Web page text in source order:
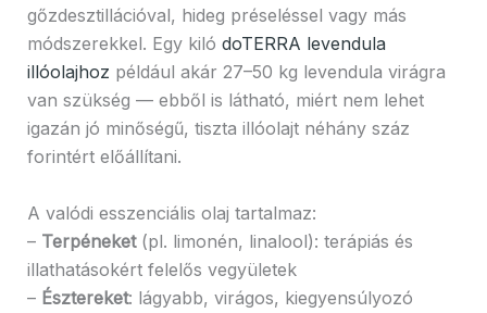
gőzdesztillációval, hideg préseléssel vagy más
módszerekkel. Egy kiló doTERRA levendula
illóolajhoz például akár 27–50 kg levendula virágra
van szükség — ebből is látható, miért nem lehet
igazán jó minőségű, tiszta illóolajt néhány száz
forintért előállítani.
A valódi esszenciális olaj tartalmaz:
– Terpéneket(pl. limonén, linalool): terápiás és
illathatásokért felelős vegyületek
– Észtereket: lágyabb, virágos, kiegyensúlyozó